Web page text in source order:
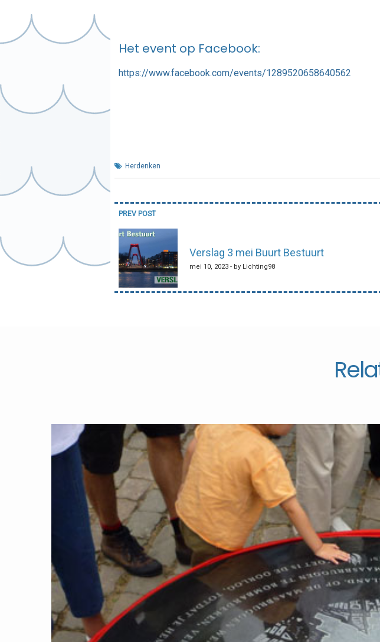
Het event op Facebook:
https://www.facebook.com/events/1289520658640562
Herdenken
Bericht
navigatie
PREV POST
Verslag 3 mei Buurt Bestuurt
mei 10, 2023 - by Lichting98